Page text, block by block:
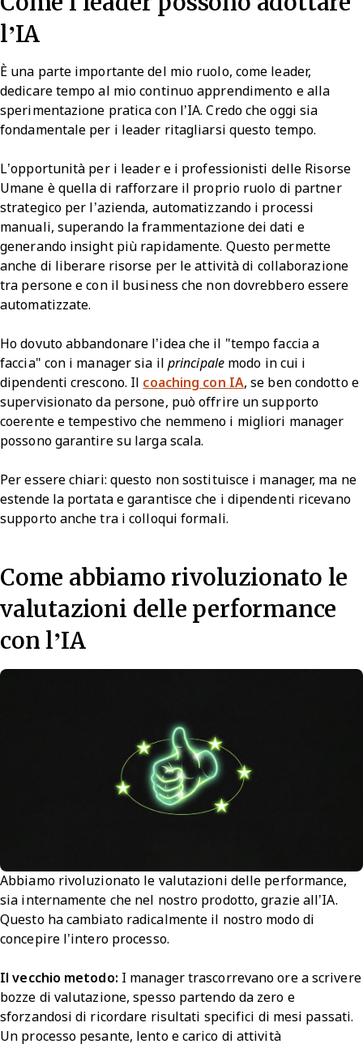
l’IA
È una parte importante del mio ruolo, come leader,
dedicare tempo al mio continuo apprendimento e alla
sperimentazione pratica con l’IA. Credo che oggi sia
fondamentale per i leader ritagliarsi questo tempo.
L’opportunità per i leader e i professionisti delle Risorse
Umane è quella di rafforzare il proprio ruolo di partner
strategico per l’azienda, automatizzando i processi
manuali, superando la frammentazione dei dati e
generando insight più rapidamente. Questo permette
anche di liberare risorse per le attività di collaborazione
tra persone e con il business che non dovrebbero essere
automatizzate.
Ho dovuto abbandonare l’idea che il "tempo faccia a
faccia" con i manager sia il principalemodo in cui i
dipendenti crescono. Il coaching con IA, se ben condotto e
supervisionato da persone, può offrire un supporto
coerente e tempestivo che nemmeno i migliori manager
possono garantire su larga scala.
Per essere chiari: questo non sostituisce i manager, ma ne
estende la portata e garantisce che i dipendenti ricevano
supporto anche tra i colloqui formali.
Come abbiamo rivoluzionato le
valutazioni delle performance
con l’IA
Abbiamo rivoluzionato le valutazioni delle performance,
sia internamente che nel nostro prodotto, grazie all’IA.
Questo ha cambiato radicalmente il nostro modo di
concepire l’intero processo.
Il vecchio metodo: I manager trascorrevano ore a scrivere
bozze di valutazione, spesso partendo da zero e
sforzandosi di ricordare risultati specifici di mesi passati.
Un processo pesante, lento e carico di attività